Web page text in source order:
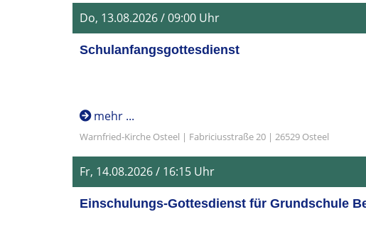
Do, 13.08.2026 / 09:00 Uhr
Schulanfangsgottesdienst
mehr ...
Warnfried-Kirche Osteel | Fabriciusstraße 20 | 26529 Osteel
Fr, 14.08.2026 / 16:15 Uhr
Einschulungs-Gottesdienst für Grundschule